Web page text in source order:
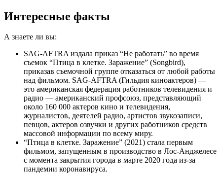
Интересные факты
А знаете ли вы:
SAG-AFTRA издала приказ “Не работать” во время
съемок “Птица в клетке. Заражение” (Songbird),
приказав съемочной группе отказаться от любой работы
над фильмом. SAG-AFTRA (Гильдия киноактеров) —
это американская федерация работников телевидения и
радио — американский профсоюз, представляющий
около 160 000 актеров кино и телевидения,
журналистов, деятелей радио, артистов звукозаписи,
певцов, актеров озвучки и других работников средств
массовой информации по всему миру.
“Птица в клетке. Заражение” (2021) стала первым
фильмом, запущенным в производство в Лос-Анджелесе
с момента закрытия города в марте 2020 года из-за
пандемии коронавируса.